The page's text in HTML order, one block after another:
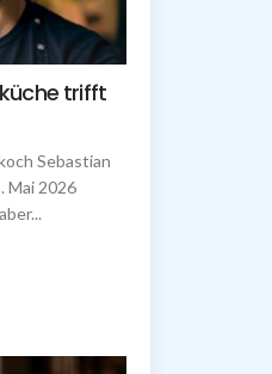
trifft
Sebastian
Mai 2026